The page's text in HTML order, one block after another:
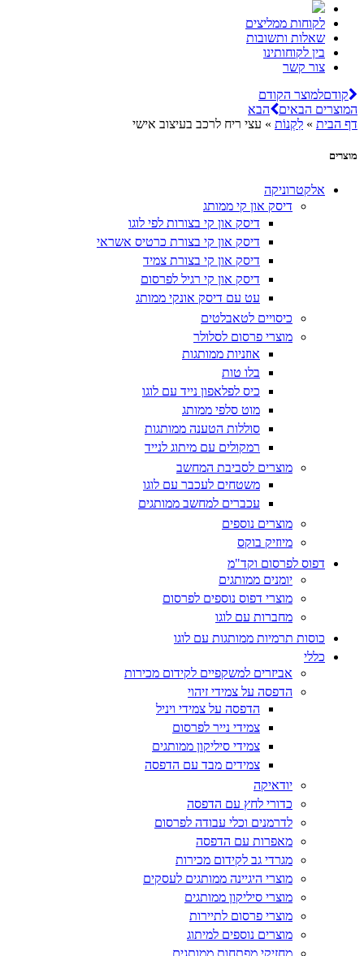
לקוחות ממליצים
שאלות ותשובות
בין לקוחותינו
צור קשר
קודםלמוצר הקודם
המוצרים הבאים
הבא
דף הבית » לִקְנוֹת » עצי ריח לרכב בעיצוב אישי
מוצרים
אלקטרוניקה
דיסק און קי ממותג
דיסק און קי בצורות לפי לוגו
דיסק און קי בצורת כרטיס אשראי
דיסק און קי בצורת צמיד
דיסק און קי רגיל לפרסום
עט עם דיסק אונקי ממותג
כיסויים לטאבלטים
מוצרי פרסום לסלולר
אוזניות ממותגות
בלו טות
כיס לפלאפון נייד עם לוגו
מוט סלפי ממותג
סוללות הטענה ממותגות
רמקולים עם מיתוג לנייד
מוצרים לסביבת המחשב
משטחים לעכבר עם לוגו
עכברים למחשב ממותגים
מוצרים נוספים
מיוזיק בוקס
דפוס לפרסום וקד"מ
יומנים ממותגים
מוצרי דפוס נוספים לפרסום
מחברות עם לוגו
כוסות תרמיות ממותגות עם לוגו
כללי
אביזרים למשקפיים לקידום מכירות
הדפסה על צמידי זיהוי
הדפסה על צמידי ויניל
צמידי נייר לפרסום
צמידי סיליקון ממותגים
צמידים מבד עם הדפסה
יודאיקה
כדורי לחץ עם הדפסה
לדרמנים וכלי עבודה לפרסום
מאפרות עם הדפסה
מגרדי גב לקידום מכירות
מוצרי היגיינה ממותגים לעסקים
מוצרי סיליקון ממותגים
מוצרי פרסום לתיירות
מוצרים נוספים למיתוג